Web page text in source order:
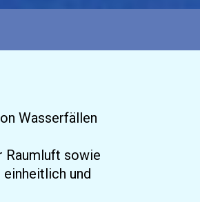
Wasserfällen
Raumluft sowie
und